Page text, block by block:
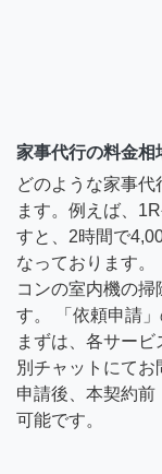
家事代行の料金相
どのような家事
ます。例えば、
すと、2時間で
なっております。
コンの室内機の
す。 「依頼申請
まずは、各サー
別チャットにて
申請後、本契約
可能です。